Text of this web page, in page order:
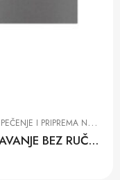
PEČENJE I PRIPREMA NA PARI
GOURMET LADICA ZA PODGRIJAVANJE BEZ RUČKE ESW 7010 GRGR